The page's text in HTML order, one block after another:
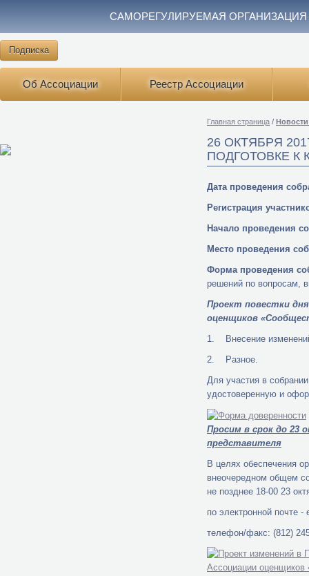
САМОРЕГУЛИРУЕМАЯ
Подписка
Об Ассоциации Реестр Ассоциации
Главная страница /
26 ОКТЯБРЯ
ПОДГОТОВКЕ К
Дата проведения
Регистрация
Начало проведения
Место проведения
Форма проведения
решений по вопросам,
Проект повестки
оценщиков
1. Внесение
2. Разное.
Для участия в
удостоверенную и
Просим в срок до 23
представителя
В целях обеспечения
внеочередном общем
не позднее 18-00 23
по электронной почте -
телефон/факс: (812)